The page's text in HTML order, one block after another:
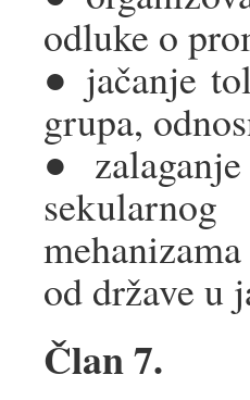
odluke o
● jačanje
grupa,
●
od države u
Član 7.